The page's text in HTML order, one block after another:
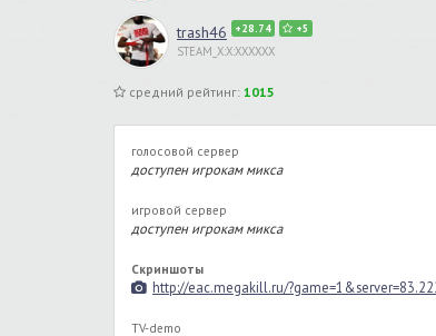
trash46 +28.74 +5
STEAM_X:X:XXXXXX
средний рейтинг: 1015
голосовой сервер
доступен игрокам микса
игровой сервер
доступен игрокам микса
Скриншоты
http://eac.megakill.ru/
TV-demo